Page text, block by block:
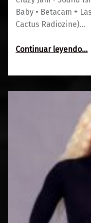
Baby • Betacam +
Cactus Radiozine)…
Continuar leyendo…